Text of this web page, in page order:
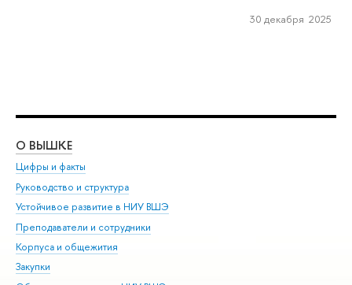
30 декабря 2025
О ВЫШКЕ
Цифры и факты
Руководство и структура
Устойчивое развитие в НИУ ВШЭ
Преподаватели и сотрудники
Корпуса и общежития
Закупки